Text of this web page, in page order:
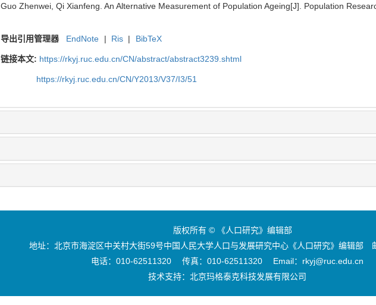
Guo Zhenwei, Qi Xianfeng. An Alternative Measurement of Population Ageing[J]. Population
导出引用管理器 EndNote | Ris | BibTeX
链接本文: https://rkyj.ruc.edu.cn/CN/abstract/abstract3239.shtml
https://rkyj.ruc.edu.cn/CN/Y2013/V37/I3/51
版权所有 © 《人口研究》编辑部
地址：北京市海淀区中关村大街59号中国人民大学人口与发展研究中心《人口研究》编辑部
电话：010-62511320 传真：010-62511320 Email：rkyj@ruc.edu.cn
技术支持： 北京玛格泰克科技发展有限公司